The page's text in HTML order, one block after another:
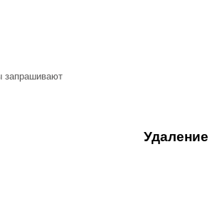
запрашивают
Удаление